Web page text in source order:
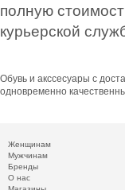
полную
курьерской
Обувь и акссесуары с
одновременно
Женщинам
Мужчинам
Бренды
О нас